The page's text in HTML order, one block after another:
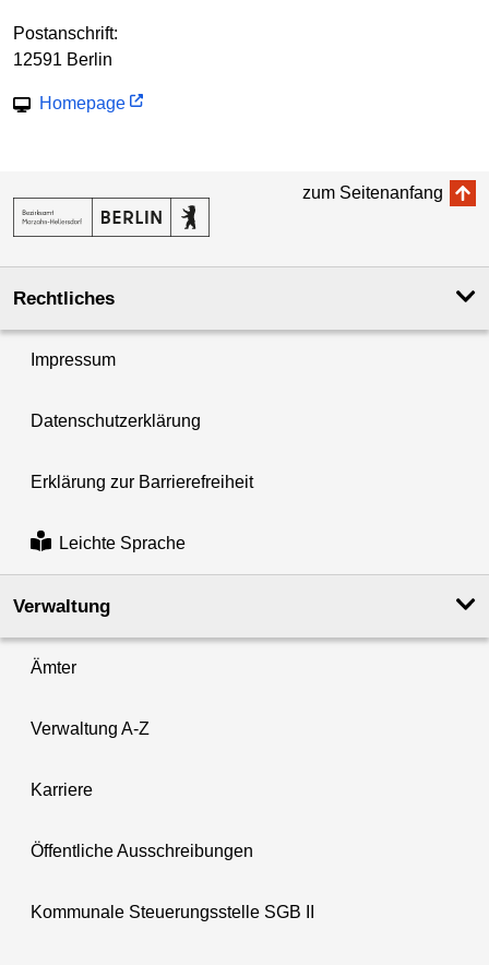
Postanschrift:
12591 Berlin
Homepage
zum Seitenanfang
Rechtliches
Impressum
Datenschutzerklärung
Erklärung zur Barrierefreiheit
Leichte Sprache
Verwaltung
Ämter
Verwaltung A-Z
Karriere
Öffentliche Ausschreibungen
Kommunale Steuerungsstelle SGB II